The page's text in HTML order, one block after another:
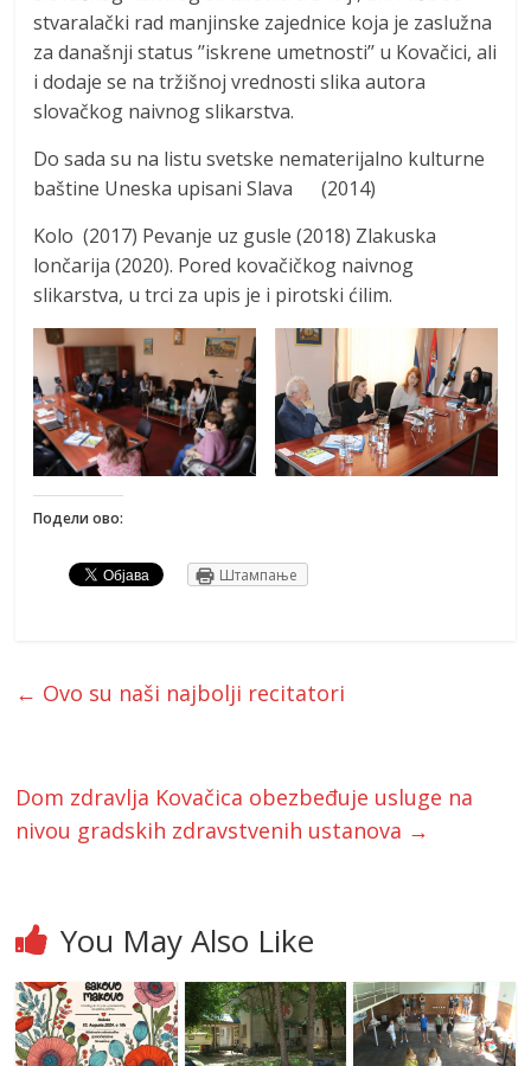
stvaralački rad manjinske zajednice koja je zaslužna
za današnji status ’’iskrene umetnosti’’ u Kovačici, ali
i dodaje se na tržišnoj vrednosti slika autora
slovačkog naivnog slikarstva.
Do sada su na listu svetske nematerijalno kulturne
baštine Uneska upisani Slava (2014)
Kolo (2017) Pevanje uz gusle (2018) Zlakuska
lončarija (2020). Pored kovačičkog naivnog
slikarstva, u trci za upis je i pirotski ćilim.
Подели ово:
Штампање
← Ovo su naši najbolji recitatori
Dom zdravlja Kovačica obezbeđuje usluge na
nivou gradskih zdravstvenih ustanova →
You May Also Like